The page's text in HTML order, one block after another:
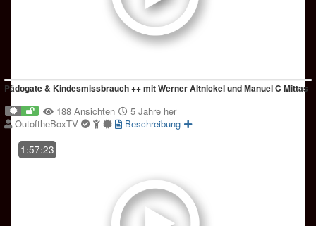
Pädogate & Kindesmissbrauch ++ mit Werner Altnickel und Manuel C Mittas
188 Ansichten
5 Jahre her
OutoftheBoxTV
Beschreibung
1:57:23